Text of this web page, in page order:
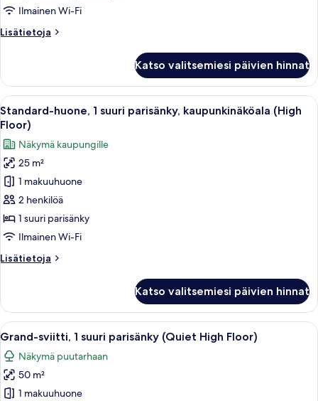
Ilmainen Wi-Fi
Lisätietoja
Lisätietoja
Katso valitsemiesi päivien hinnat
Avaa
kaikki
huonetyypin
Standard-
huone,
suuri
parisänky,
kaupunkinäköala
Floor)
Hotellihuone, jossa on suuri sänky,
4
Standard-huone, 1 suuri parisänky, kaupunkinäköala (High
Floor)
Näkymä kaupungille
25 m²
1 makuuhuone
2 henkilöä
1 suuri parisänky
Ilmainen Wi-Fi
Lisätietoja
Lisätietoja
1
suuri
parisänky,
(High
Floor)
Katso valitsemiesi päivien hinnat
Avaa
kaikki
huonetyypin
Grand-
sviitti,
Hotellihuone, jossa on suuri sänky,
7
Grand-sviitti, 1 suuri parisänky (Quiet High Floor)
Näkymä puutarhaan
50 m²
1 makuuhuone